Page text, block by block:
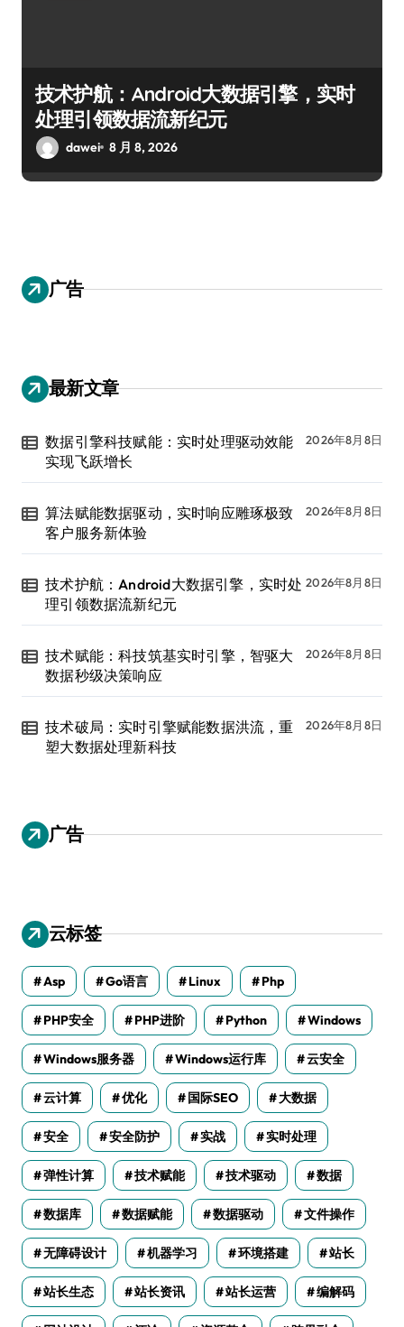
技术护航：Android大数据引擎，实时
处理引领数据流新纪元
dawei 8 月 8, 2026
广告
最新文章
数据引擎科技赋能：实时处理驱动效能
实现飞跃增长
2026年8月8日
算法赋能数据驱动，实时响应雕琢极致
客户服务新体验
2026年8月8日
技术护航：Android大数据引擎，实时处
理引领数据流新纪元
2026年8月8日
技术赋能：科技筑基实时引擎，智驱大
数据秒级决策响应
2026年8月8日
技术破局：实时引擎赋能数据洪流，重
塑大数据处理新科技
2026年8月8日
广告
云标签
Asp Go语言 Linux Php
PHP安全 PHP进阶 Python Windows
Windows服务器 Windows运行库 云安全
云计算 优化 国际SEO 大数据
安全 安全防护 实战 实时处理
弹性计算 技术赋能 技术驱动 数据
数据库 数据赋能 数据驱动 文件操作
无障碍设计 机器学习 环境搭建 站长
站长生态 站长资讯 站长运营 编解码